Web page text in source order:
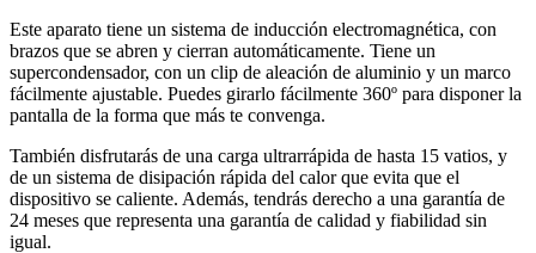
Este aparato tiene un sistema de inducción electromagnética, con
brazos que se abren y cierran automáticamente. Tiene un
supercondensador, con un clip de aleación de aluminio y un marco
fácilmente ajustable. Puedes girarlo fácilmente 360º para disponer la
pantalla de la forma que más te convenga.
También disfrutarás de una carga ultrarrápida de hasta 15 vatios, y
de un sistema de disipación rápida del calor que evita que el
dispositivo se caliente. Además, tendrás derecho a una garantía de
24 meses que representa una garantía de calidad y fiabilidad sin
igual.